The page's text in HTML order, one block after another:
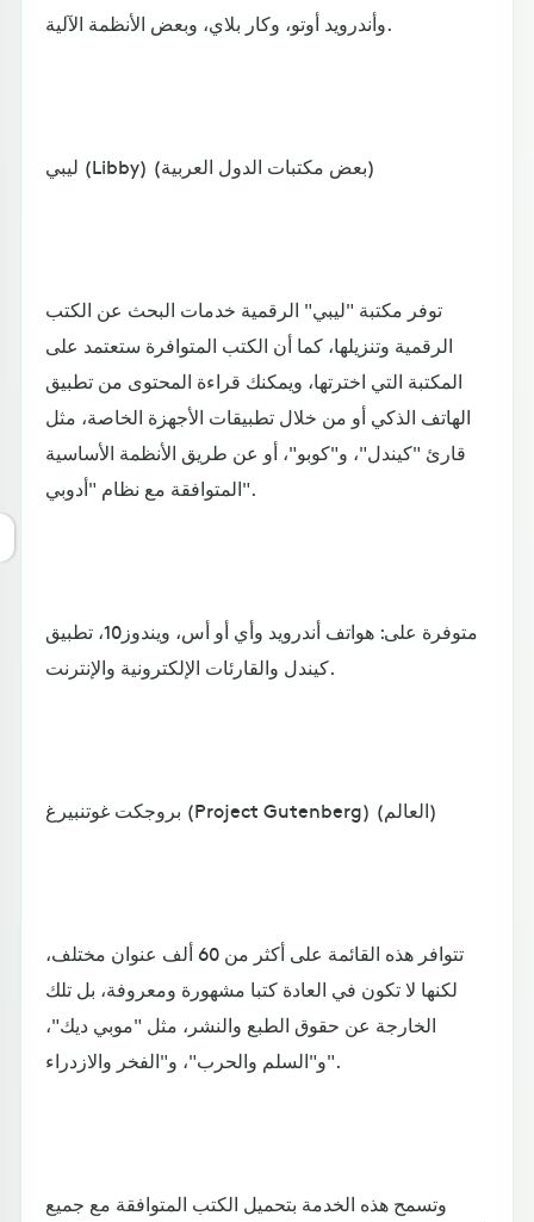
وأندرويد أوتو، وكار بلاي، وبعض الأنظمة الآلية.
ليبي (Libby) (بعض مكتبات الدول العربية)
توفر مكتبة "ليبي" الرقمية خدمات البحث عن الكتب
الرقمية وتنزيلها، كما أن الكتب المتوافرة ستعتمد على
المكتبة التي اخترتها، ويمكنك قراءة المحتوى من تطبيق
الهاتف الذكي أو من خلال تطبيقات الأجهزة الخاصة، مثل
قارئ "كيندل"، و"كوبو"، أو عن طريق الأنظمة الأساسية
المتوافقة مع نظام "أدوبي".
متوفرة على: هواتف أندرويد وأي أو أس، ويندوز10، تطبيق
كيندل والقارئات الإلكترونية والإنترنت.
بروجكت غوتنبيرغ (Project Gutenberg) (العالم)
تتوافر هذه القائمة على أكثر من 60 ألف عنوان مختلف،
لكنها لا تكون في العادة كتبا مشهورة ومعروفة، بل تلك
الخارجة عن حقوق الطبع والنشر، مثل "موبي ديك"،
و"السلم والحرب"، و"الفخر والازدراء".
وتسمح هذه الخدمة بتحميل الكتب المتوافقة مع جميع